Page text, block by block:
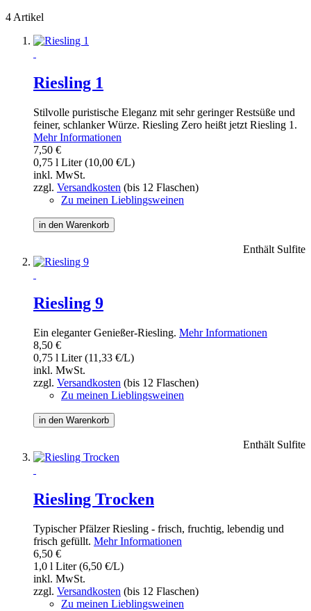
4 Artikel
Riesling 1
Stilvolle puristische Eleganz mit sehr geringer Restsüße und
feiner, schlanker Würze. Riesling Zero heißt jetzt Riesling 1.
Mehr Informationen
7,50 €
0,75 l Liter (10,00 €/L)
inkl. MwSt.
zzgl. Versandkosten (bis 12 Flaschen)
Zu meinen Lieblingsweinen
in den Warenkorb
Enthält Sulfite
Riesling 9
Ein eleganter Genießer-Riesling. Mehr Informationen
8,50 €
0,75 l Liter (11,33 €/L)
inkl. MwSt.
zzgl. Versandkosten (bis 12 Flaschen)
Zu meinen Lieblingsweinen
in den Warenkorb
Enthält Sulfite
Riesling Trocken
Typischer Pfälzer Riesling - frisch, fruchtig, lebendig und
frisch gefüllt. Mehr Informationen
6,50 €
1,0 l Liter (6,50 €/L)
inkl. MwSt.
zzgl. Versandkosten (bis 12 Flaschen)
Zu meinen Lieblingsweinen